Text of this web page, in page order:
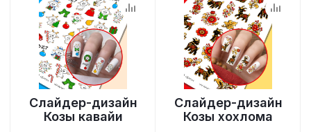
Слайдер-дизайн
Козы кавайи
Слайдер-дизайн
Козы хохлома